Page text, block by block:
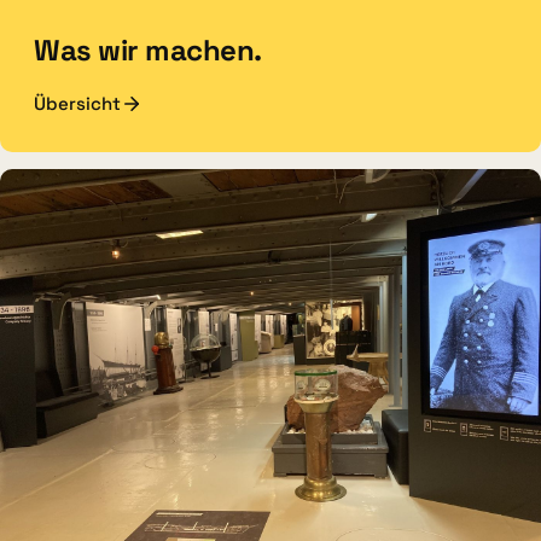
Was wir machen.
Übersicht